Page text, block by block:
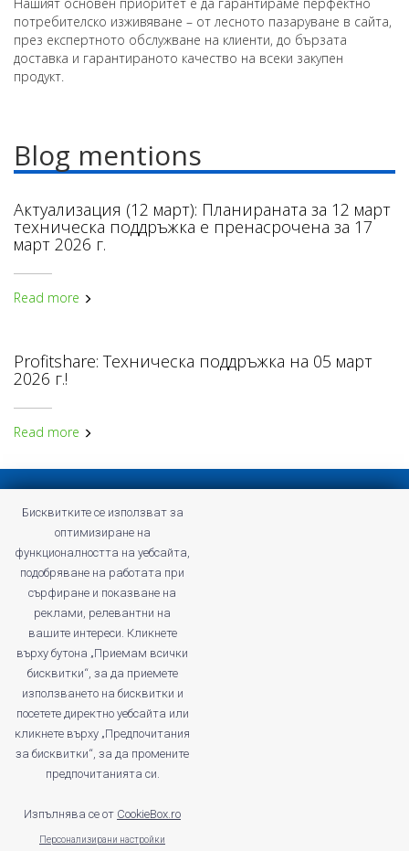
Нашият основен приоритет е да гарантираме перфектно
потребителско изживяване – от лесното пазаруване в сайта,
през експертното обслужване на клиенти, до бързата
доставка и гарантираното качество на всеки закупен
продукт.
Blog mentions
Актуализация (12 март): Планираната за 12 март
техническа поддръжка е пренасрочена за 17
март 2026 г.
Read more
Profitshare: Техническа поддръжка на 05 март
2026 г.!
Read more
Terms and Conditions of Profitshare
Frequently asked questions
Privacy policy
profitshare.ro
profitshare.bg
© 2026Conversion Marketing SRL
Reg.Com.: J2022005955239
Бисквитките се използват за
оптимизиране на
функционалността на уебсайта,
подобряване на работата при
сърфиране и показване на
реклами, релевантни на
вашите интереси. Кликнете
върху бутона „Приемам всички
бисквитки“, за да приемете
използването на бисквитки и
посетете директно уебсайта или
кликнете върху „Предпочитания
за бисквитки“, за да промените
предпочитанията си.
Изпълнява се от CookieBox.ro
Персонализирани настройки